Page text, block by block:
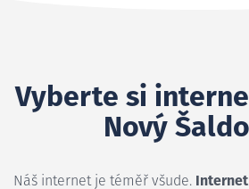
Vyberte si
Nový
Náš internet je téměř všude.